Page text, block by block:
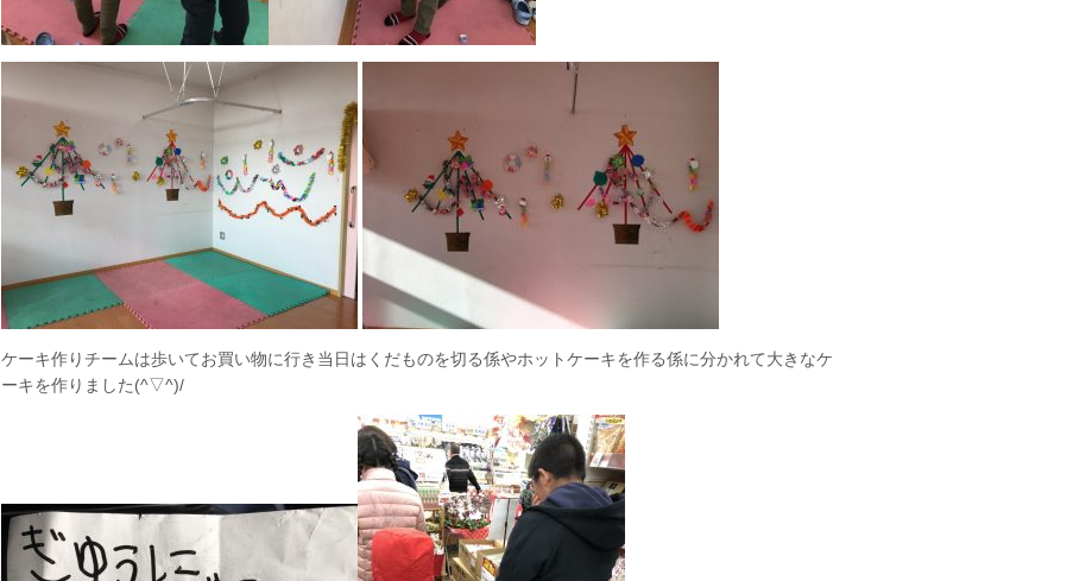
ケーキ作りチームは歩いてお買い物に行き当日はくだものを切る係やホットケーキを作る係に分かれて大きなケ
ーキを作りました(^▽^)/